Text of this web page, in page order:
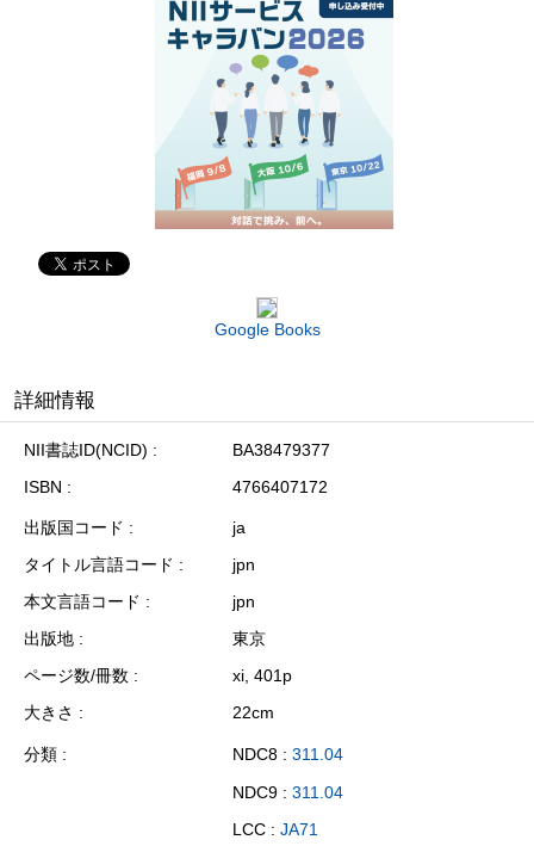
Google Books
詳細情報
NII書誌ID(NCID)
BA38479377
ISBN
4766407172
出版国コード
ja
タイトル言語コード
jpn
本文言語コード
jpn
出版地
東京
ページ数/冊数
xi, 401p
大きさ
22cm
分類 NDC8 : 311.04
NDC9 : 311.04
LCC : JA71